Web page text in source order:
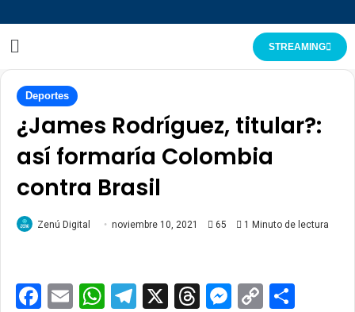
STREAMING
Deportes
¿James Rodríguez, titular?:
así formaría Colombia
contra Brasil
Zenú Digital noviembre 10, 2021 65 1 Minuto de lectura
Facebook
EmailWhatsApp
Telegram
X ThreadsCopy